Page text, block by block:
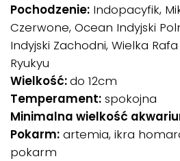
Pochodzenie: Indopacyfik,
Czerwone, Ocean Indyjski
Indyjski Zachodni, Wielka
Ryukyu
Wielkość:do 12cm
Temperament: spokojna
Minimalna wielkość
Pokarm: artemia, ikra
pokarm